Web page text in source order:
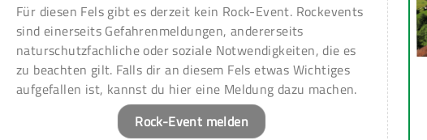
Für diesen Fels gibt es derzeit kein Rock-Event. Rockevents
sind einerseits Gefahrenmeldungen, andererseits
naturschutzfachliche oder soziale Notwendigkeiten, die es
zu beachten gilt. Falls dir an diesem Fels etwas Wichtiges
aufgefallen ist, kannst du hier eine Meldung dazu machen.
Rock-Event melden